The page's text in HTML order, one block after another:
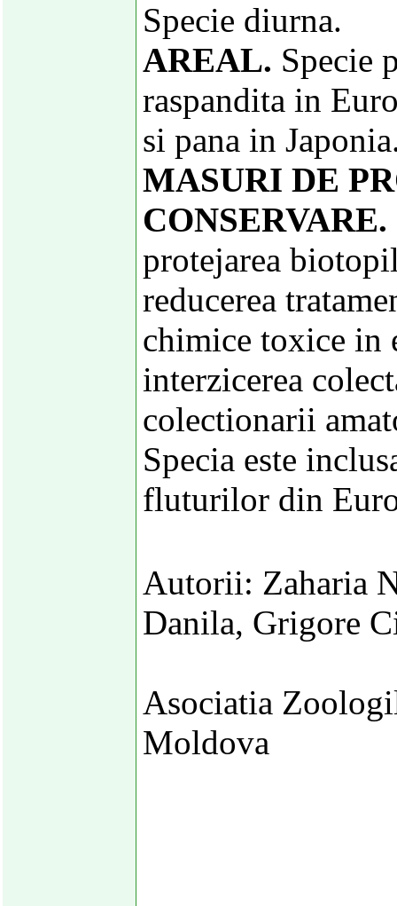
Specie diurna.
AREAL. Specie
raspandita in
si pana in
MASURI DE
CONSERVARE.
protejarea
reducerea
chimice toxice in
interzicerea
colectionarii
Specia este
fluturilor din
Autorii: Zaharia
Danila, Grigore
Asociatia
Moldova